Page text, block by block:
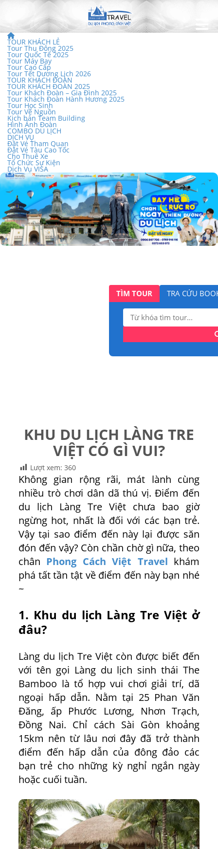
TOUR KHÁCH LẺ
Tour Thu Đông 2025
Tour Quốc Tế 2025
Tour Máy Bay
Tour Cao Cấp
Tour Tết Dương Lịch 2026
TOUR KHÁCH ĐOÀN
TOUR KHÁCH ĐOÀN 2025
Tour Khách Đoàn – Gia Đình 2025
Tour Khách Đoàn Hành Hương 2025
Tour Học Sinh
Tour Về Nguồn
Kịch bản Team Building
Hình Ảnh Đoàn
COMBO DU LỊCH
DỊCH VỤ
Đặt Vé Tham Quan
Đặt Vé Tàu Cao Tốc
Cho Thuê Xe
Tổ Chức Sự Kiện
Dịch Vụ VISA
TÌM TOUR TRA CỨU
Tìm
kiếm:
KHU DU LỊCH LÀNG TRE
VIỆT CÓ GÌ VUI?
Lượt xem: 360
Không gian rộng rãi, mát lành cùng
nhiều trò chơi dân dã thú vị. Điểm đến
du lịch Làng Tre Việt chưa bao giờ
ngừng hot, nhất là đối với các bạn trẻ.
Vậy tại sao điểm đến này lại được săn
đón đến vậy? Còn chần chờ gì nữa, theo
chân Phong Cách Việt Travel khám
phá tất tần tật về điểm đến này bạn nhé
~
1. Khu du lịch Làng Tre Việt ở
đâu?
Làng du lịch Tre Việt còn được biết đến
với tên gọi Làng du lịch sinh thái The
Bamboo là tổ hợp vui chơi giải trí, dã
ngoại hấp dẫn. Nằm tại 25 Phan Văn
Đăng, ấp Phước Lương, Nhơn Trạch,
Đồng Nai. Chỉ cách Sài Gòn khoảng
15km nên từ lâu nơi đây đã trở thành
điểm đến hấp dẫn của đông đảo các
bạn trẻ cho những kỳ nghỉ ngắn ngày
hoặc cuối tuần.